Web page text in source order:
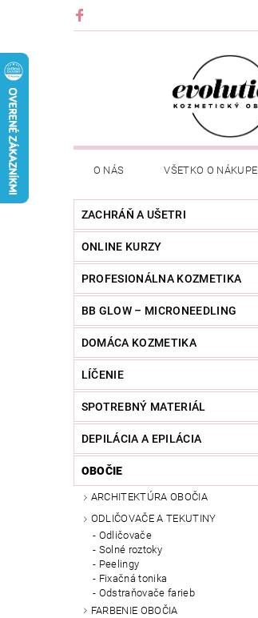
O NÁS VŠETKO O NÁKUPE
ZACHRÁŇ A UŠETRI
ONLINE KURZY
PROFESIONÁLNA KOZMETIKA
BB GLOW – MICRONEEDLING
DOMÁCA KOZMETIKA
LÍČENIE
SPOTREBNÝ MATERIÁL
DEPILÁCIA A EPILÁCIA
OBOČIE
ARCHITEKTÚRA OBOČIA
ODLIČOVAČE A TEKUTINY
Odličovače
Solné roztoky
Peelingy
Fixačná tonika
Odstraňovače farieb
FARBENIE OBOČIA